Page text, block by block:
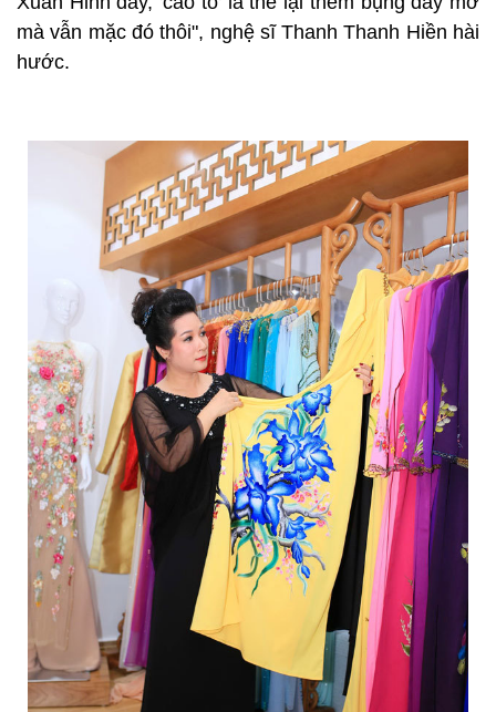
mà vẫn mặc đó thôi", nghệ sĩ Thanh Thanh Hiền hài
hước.